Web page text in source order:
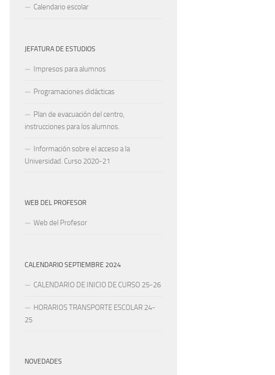
Calendario escolar
JEFATURA DE ESTUDIOS
Impresos para alumnos
Programaciones didácticas
Plan de evacuación del centro,
instrucciones para los alumnos.
Información sobre el acceso a la
Universidad. Curso 2020-21
WEB DEL PROFESOR
Web del Profesor
CALENDARIO SEPTIEMBRE 2024
CALENDARIO DE INICIO DE CURSO 25-26
HORARIOS TRANSPORTE ESCOLAR 24-
25
NOVEDADES